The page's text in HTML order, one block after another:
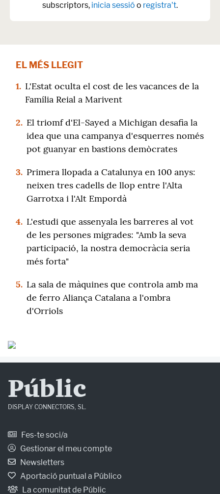
subscriptors, inicia sessió o registra't.
EL MÉS LLEGIT
1. L'Estat oculta el cost de les vacances de la
Família Reial a Marivent
2. El triomf d'El-Sayed a Michigan desafia la
idea que una campanya d'esquerres només
pot guanyar en bastions demòcrates
3. Primera llopada a Catalunya en 100 anys:
neixen tres cadells de llop entre l'Alta
Garrotxa i l'Alt Empordà
4. L'estudi que assenyala les barreres al vot
de les persones migrades: "Amb la seva
participació, la nostra democràcia seria
més forta"
5. La sala de màquines que controla amb ma
de ferro Aliança Catalana a l'ombra
d'Orriols
Públic
DISPLAY CONNECTORS, SL.
Fes-te soci/a
Gestionar el meu compte
Newsletters
Aportació puntual a Público
La comunitat de Públic